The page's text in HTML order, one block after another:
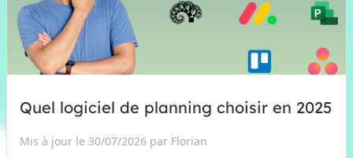
Quel logiciel de planning choisir en 2025
Mis à jour le 30/07/2026 par Florian